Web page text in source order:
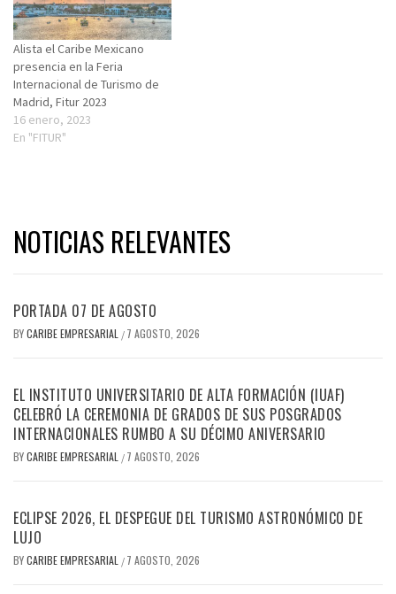
Alista el Caribe Mexicano
presencia en la Feria
Internacional de Turismo de
Madrid, Fitur 2023
16 enero, 2023
En "FITUR"
NOTICIAS RELEVANTES
PORTADA 07 DE AGOSTO
BYCARIBE EMPRESARIAL / 7 AGOSTO, 2026
EL INSTITUTO UNIVERSITARIO DE ALTA FORMACIÓN (IUAF)
CELEBRÓ LA CEREMONIA DE GRADOS DE SUS POSGRADOS
INTERNACIONALES RUMBO A SU DÉCIMO ANIVERSARIO
BYCARIBE EMPRESARIAL / 7 AGOSTO, 2026
ECLIPSE 2026, EL DESPEGUE DEL TURISMO ASTRONÓMICO DE
LUJO
BYCARIBE EMPRESARIAL / 7 AGOSTO, 2026